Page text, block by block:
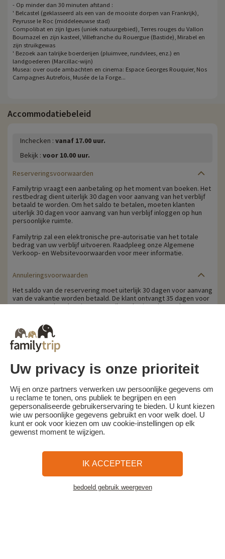
- Op minder dan 30 minuten afstand :
' Belcastel (geklasseerd als een van de mooiste dorpen van Frankrijk),
Peyrusse le Roc (middeleeuwse stad)
Compolibat en zijn Igues (uniek natuurgebied), Terres rouges du Vallon
Bournazel en zijn kasteel, Villefranche du Rouergue (Bastide), Mirabel en
zijn struikgewas
' Bezoek aan talrijke boerderijen (pluimvee, rundvlees, enz.) en
landgoederen (Marcillac-wijn)
Musea: over oude ambachten en cinema: Espace Georges Rouquier, Nos
Campagnes Autrefois, Musée de la Forge...
Accommodatiebeleid
Inchecken : vanaf 17.00 uur.
Bekijk : voor 10.00 uur.
Reserveringsvoorwaarden
Familytrip vraagt een aanbetaling op het moment van boeken. Het
restbedrag dient uiterlijk 30 dagen voor aanvang van het verblijf
betaald te worden. Om het saldo te betalen, moeten klanten
uiterlijk 30 dagen voor aanvang van hun verblijf inloggen op hun
persoonlijke ruimte.
Familytrip zal een elektronische pre-autorisatie van het totale
bedrag van uw verblijf uitvoeren. Raadpleeg onze Algemene
Verkoop- en Websitevoorwaarden voor meer informatie.
Annuleringsvoorwaarden
Het saldo van de reservering moet uiterlijk 30 dagen voor aanvang
van de vakantie worden betaald. De klant ontvangt 35 dagen voor
aanvang van de vakantie per e-mail een herinnering om het
Annuleringskosten worden berekend op basis van de volgende
schaal:
- Annulering 30 dagen of meer voor aanvang van het verblijf:
aanbetaling behouden
- Annulering minder dan 30 dagen voor aanvang van het verblijf:
100% van de reissom.
Familytrip raadt u aan een annuleringsverzekering af te sluiten bij
haar partner AREAS Assurances. Schrijf je in op het moment van de
boeking of binnen 24 uur na de boeking per telefoon.
Algemene voorwaarden en privacybeleid
Wat de pers over ons te zeggen heeft
Kaart
Uw privacy is onze prioriteit
Wij en onze partners verwerken uw persoonlijke gegevens om
u reclame te tonen, ons publiek te begrijpen en een
gepersonaliseerde gebruikerservaring te bieden. U kunt kiezen
wie uw persoonlijke gegevens gebruikt en voor welk doel. U
kunt er ook voor kiezen om uw cookie-instellingen op elk
gewenst moment te wijzigen.
IK ACCEPTEER
bedoeld gebruik weergeven